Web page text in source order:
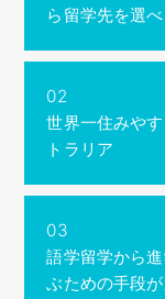
ら留学先を選
02
世界一住みや
トラリア
03
語学留学から
ぶための手段